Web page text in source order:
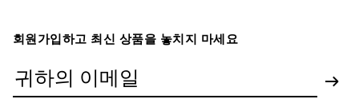
회원가입하고 최신 상품을 놓치지 마세요